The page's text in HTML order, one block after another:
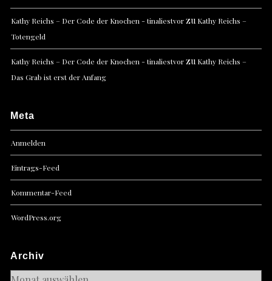
Kathy Reichs – Der Code der Knochen - tinaliestvorzu Kathy Reichs –
Totengeld
Kathy Reichs – Der Code der Knochen - tinaliestvorzu Kathy Reichs –
Das Grab ist erst der Anfang
Meta
Anmelden
Eintrags-Feed
Kommentar-Feed
WordPress.org
Archiv
Archiv